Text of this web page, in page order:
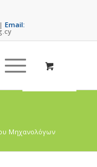
|Email:
Μηχανολόγων